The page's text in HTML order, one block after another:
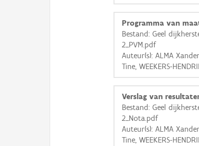
Basis Lagen
Ortho
GRB-Basiskaart
GRB-Basiskaart in
Programma van
Bestand: Geel
2_PVM.pdf
Auteur(s): ALMA
Tine, WEEKERS-
Verslag van
Bestand: Geel
2_Nota.pdf
Auteur(s): ALMA
Tine, WEEKERS-